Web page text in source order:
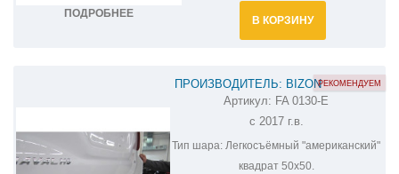
ПОДРОБНЕЕ
В КОРЗИНУ
ПРОИЗВОДИТЕЛЬ: BIZON
ФАРКОП НА HAVAL H9 FA 0130-E
Артикул: FA 0130-E
c 2017 г.в.
Тип шара: Легкосъёмный "американский"
квадрат 50х50.
РЕКОМЕНДУЕМ